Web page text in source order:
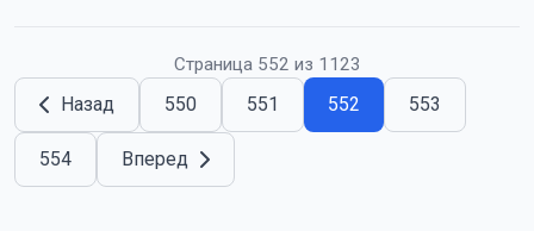
Страница 552 из 1123
Назад 550 551 552 553
554 Вперед